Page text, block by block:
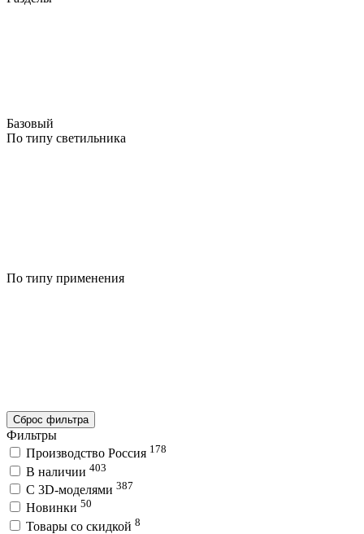
Базовый
По типу светильника
По типу применения
Сброс фильтра
Фильтры
Производство Россия 178
В наличии 403
C 3D-моделями 387
Новинки 50
Товары со скидкой 8